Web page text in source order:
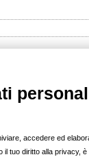
SOCIAL
accedere ed
tuo diritto alla privacy,